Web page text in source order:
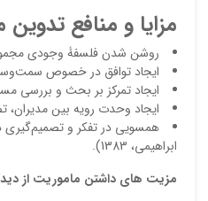
مزایا و منافع
روشن شدن فلسفۀ وجودی
ایجاد توافق در خصوص
ایجاد تمرکز بر بحث و بررسی
ایجاد وحدت رویه بین مدیران،
همسویی در تفکر و تصمیم‌گیری
ابراهیمی، 1383).
مزيت هاي داشتن ماموريت از